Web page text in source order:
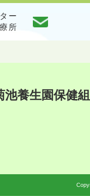
ー
所
池養生園保健